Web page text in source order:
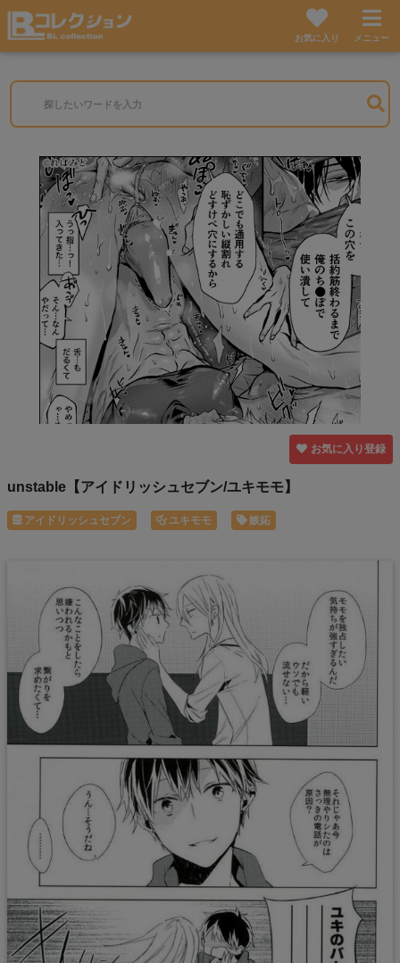
お気に入り メニュー
お気に入り登録
unstable【アイドリッシュセブン/ユキモモ】
アイドリッシュセブン ユキモモ 嫉妬